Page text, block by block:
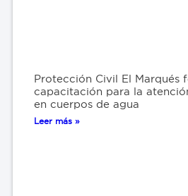
Protección Civil El Marqués
capacitación para la
en cuerpos de agua
Leer más »